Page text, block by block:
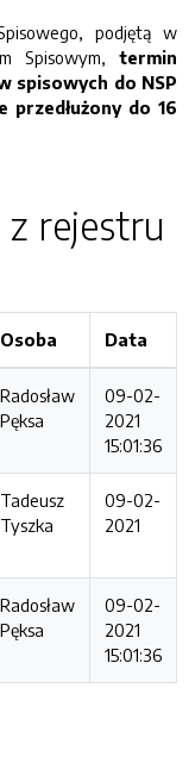
podjętą w
Spisowym, termin
spisowych do NSP
przedłużony do 16
rejestru
Osoba Data
Radosław
Pęksa
09-02-
2021
15:01:36
Tadeusz
Tyszka
09-02-
2021
Radosław
Pęksa
09-02-
2021
15:01:36